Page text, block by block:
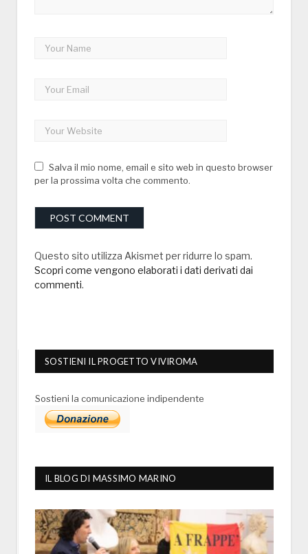
Salva il mio nome, email e sito web in questo browser
per la prossima volta che commento.
Questo sito utilizza Akismet per ridurre lo spam.
Scopri come vengono elaborati i dati derivati dai
commenti.
SOSTIENI IL PROGETTO VIVIROMA
Sostieni la comunicazione indipendente
IL BLOG DI MASSIMO MARINO